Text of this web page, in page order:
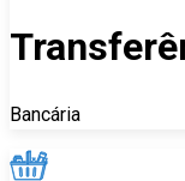
Bancária